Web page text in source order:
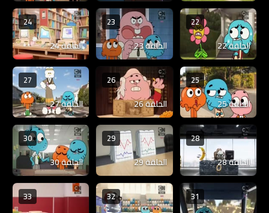
22
الحلقة 22
23
الحلقة 23
24
الحلقة 24
25
الحلقة 25
26
الحلقة 26
27
الحلقة 27
28
الحلقة 28
29
الحلقة 29
30
الحلقة 30
31
32
33